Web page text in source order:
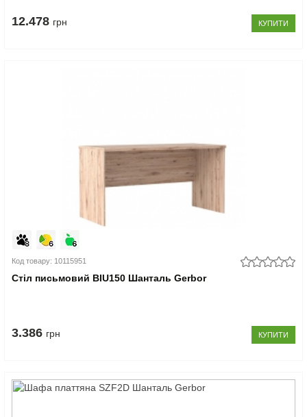
12.478 грн КУПИТИ
Код товару: 10115951
Стіл письмовий BIU150 Шанталь Gerbor
3.386 грн КУПИТИ